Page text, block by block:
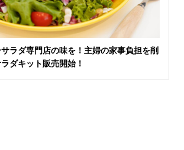
ラダ専門店の味を！主婦の家事負担を削
ダキット販売開始！